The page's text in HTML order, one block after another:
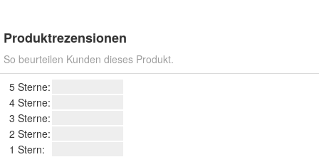
Produktrezensionen
So beurteilen Kunden dieses Produkt.
5 Sterne:
4 Sterne:
3 Sterne:
2 Sterne:
1 Stern: